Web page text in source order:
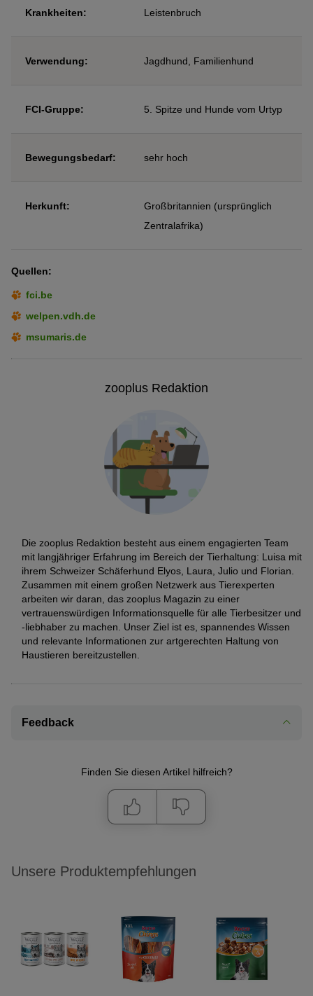
Krankheiten:
Leistenbruch
Verwendung: Jagdhund, Familienhund
FCI-Gruppe: 5. Spitze und Hunde vom Urtyp
Bewegungsbedarf: sehr hoch
Herkunft:
Großbritannien (ursprünglich
Zentralafrika)
Quellen:
fci.be
welpen.vdh.de
msumaris.de
zooplus Redaktion
Die zooplus Redaktion besteht aus einem engagierten Team
mit langjähriger Erfahrung im Bereich der Tierhaltung: Luisa mit
ihrem Schweizer Schäferhund Elyos, Laura, Julio und Florian.
Zusammen mit einem großen Netzwerk aus Tierexperten
arbeiten wir daran, das zooplus Magazin zu einer
vertrauenswürdigen Informationsquelle für alle Tierbesitzer und
-liebhaber zu machen. Unser Ziel ist es, spannendes Wissen
und relevante Informationen zur artgerechten Haltung von
Haustieren bereitzustellen.
Feedback
Finden Sie diesen Artikel hilfreich?
Unsere Produktempfehlungen